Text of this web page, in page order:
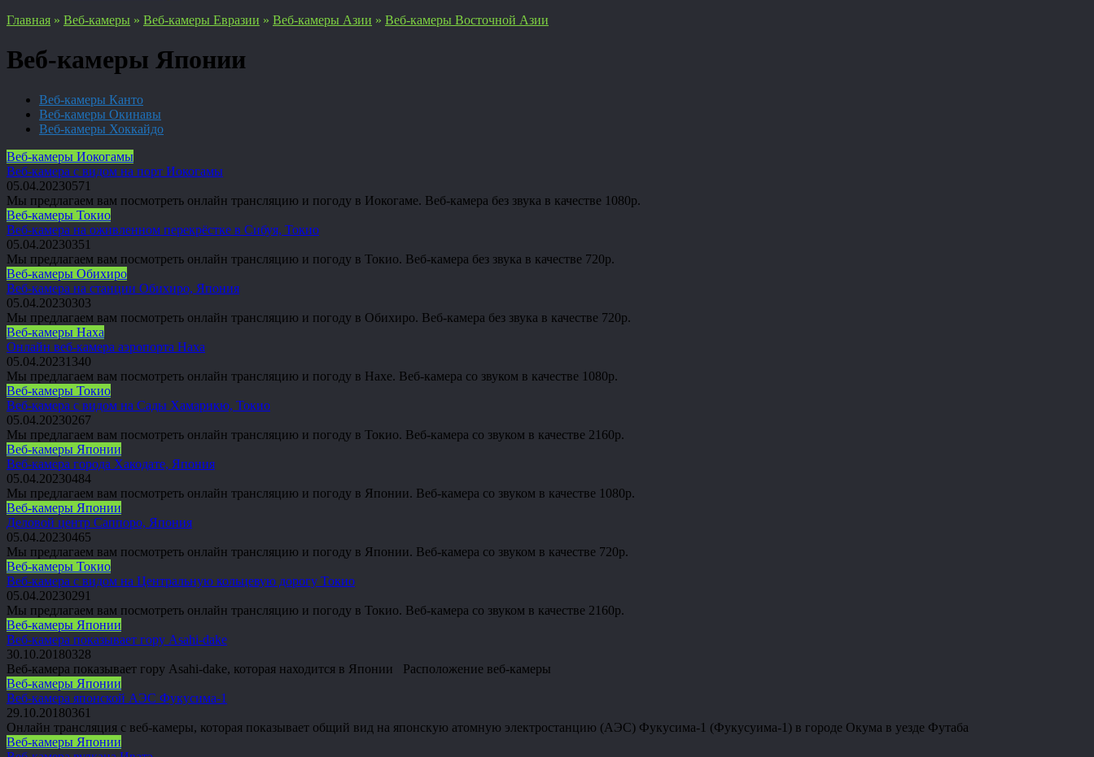
Главная » Веб-камеры » Веб-камеры Евразии » Веб-камеры Азии » Веб-камеры Восточной Азии
Веб-камеры Японии
Веб-камеры Канто
Веб-камеры Окинавы
Веб-камеры Хоккайдо
Веб-камеры Иокогамы
Веб-камера с видом на порт Иокогамы
05.04.20230571
Мы предлагаем вам посмотреть онлайн трансляцию и погоду в Иокогаме. Веб-камера без звука в качестве 1080p.
Веб-камеры Токио
Веб-камера на оживленном перекрёстке в Сибуя, Токио
05.04.20230351
Мы предлагаем вам посмотреть онлайн трансляцию и погоду в Токио. Веб-камера без звука в качестве 720p.
Веб-камеры Обихиро
Веб-камера на станции Обихиро, Япония
05.04.20230303
Мы предлагаем вам посмотреть онлайн трансляцию и погоду в Обихиро. Веб-камера без звука в качестве 720p.
Веб-камеры Наха
Онлайн веб-камера аэропорта Наха
05.04.20231 340
Мы предлагаем вам посмотреть онлайн трансляцию и погоду в Нахе. Веб-камера со звуком в качестве 1080p.
Веб-камеры Токио
Веб-камера с видом на Сады Хамарикю, Токио
05.04.20230267
Мы предлагаем вам посмотреть онлайн трансляцию и погоду в Токио. Веб-камера со звуком в качестве 2160p.
Веб-камеры Японии
Веб-камера города Хакодате, Япония
05.04.20230484
Мы предлагаем вам посмотреть онлайн трансляцию и погоду в Японии. Веб-камера со звуком в качестве 1080p.
Веб-камеры Японии
Деловой центр Саппоро, Япония
05.04.20230465
Мы предлагаем вам посмотреть онлайн трансляцию и погоду в Японии. Веб-камера со звуком в качестве 720p.
Веб-камеры Токио
Веб-камера с видом на Центральную кольцевую дорогу Токио
05.04.20230291
Мы предлагаем вам посмотреть онлайн трансляцию и погоду в Токио. Веб-камера со звуком в качестве 2160p.
Веб-камеры Японии
Веб-камера показывает гору Asahi-dake
30.10.20180328
Веб-камера показывает гору Asahi-dake, которая находится в Японии Расположение веб-камеры
Веб-камеры Японии
Веб-камера японской АЭС Фукусима-1
29.10.20180361
Онлайн трансляция с веб-камеры, которая показывает общий вид на японскую атомную электростанцию (АЭС) Фукусима-1 (Фукусуима-1) в городе Окума в уезде Футаба
Веб-камеры Японии